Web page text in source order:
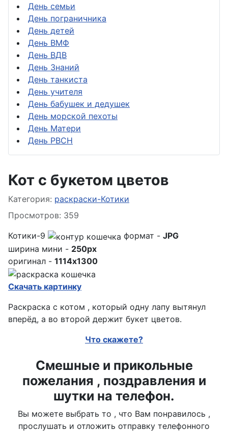
День семьи
День пограничника
День детей
День ВМФ
День ВДВ
День Знаний
День танкиста
День учителя
День бабушек и дедушек
День морской пехоты
День Матери
День РВСН
Кот с букетом цветов
Информация о материале
Категория: раскраски-Котики
Просмотров: 359
Котики-9
формат - JPG
ширина мини - 250px
оригинал - 1114x1300
Скачать картинку
Раскраска с котом , который одну лапу вытянул
вперёд, а во второй держит букет цветов.
Что скажете?
Смешные и прикольные
пожелания , поздравления и
шутки на телефон.
Вы можете выбрать то , что Вам понравилось ,
прослушать и отложить отправку телефонного